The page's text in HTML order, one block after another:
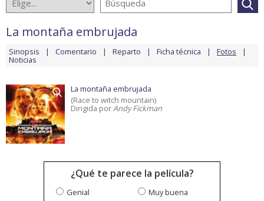
La montaña embrujada
Sinopsis Comentario Reparto Ficha técnica Fotos
Noticias
La montaña embrujada
(Race to witch mountain)
Dirigida porAndy Fickman
¿Qué te parece la película?
Genial
Muy buena